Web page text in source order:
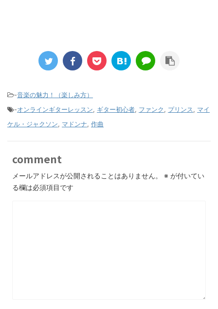
-音楽の魅力！（楽しみ方）
-オンラインギターレッスン, ギター初心者, ファンク, プリンス, マイ
ケル・ジャクソン, マドンナ, 作曲
comment
メールアドレスが公開されることはありません。 ※ が付いてい
る欄は必須項目です